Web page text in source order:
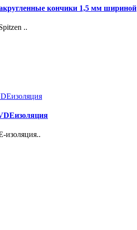
кончики 1,5 мм шириной
..
изоляция..